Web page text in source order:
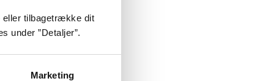
eller tilbagetrække dit
under ”Detaljer”.
Marketing